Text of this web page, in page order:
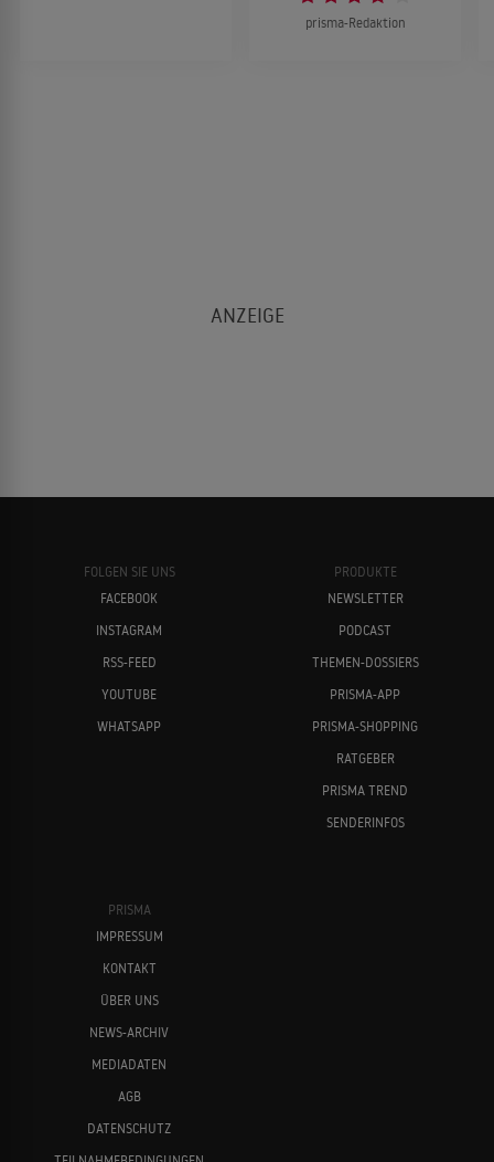
prisma-Redaktion
FOLGEN SIE UNS
FACEBOOK
INSTAGRAM
RSS-FEED
YOUTUBE
WHATSAPP
PRODUKTE
NEWSLETTER
PODCAST
THEMEN-DOSSIERS
PRISMA-APP
PRISMA-SHOPPING
RATGEBER
PRISMA TREND
SENDERINFOS
PRISMA
IMPRESSUM
KONTAKT
ÜBER UNS
NEWS-ARCHIV
MEDIADATEN
AGB
DATENSCHUTZ